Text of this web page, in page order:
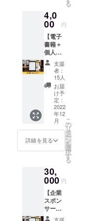
返金は
いたし
かねま
す。
せてい
ただき
ます。
※購入時
の備考
欄に掲
載する
お名前
を必ず
ご記入
くださ
い。 ※
ニック
ネーム
でのご
参加も
できま
2022年
12月か
ら1年間
です。
る
4,0
00 円
【電子
書籍＋
個人ス
ポン
サー】
①Twitte
r運用書
籍をお
届けし
ます。
②電子
書籍の
個人ス
ポン
サーと
してお
掲載さ
せてい
ただき
ます。
お礼の
メール
付き。
支援
者：
15人
お届
け予
定：
2022
年12
月
詳細を見る
こ
の
リ
タ
ー
ン
を
選
択
す
る
30,
000 円
【企業
スポン
サー】
Twitter
支援